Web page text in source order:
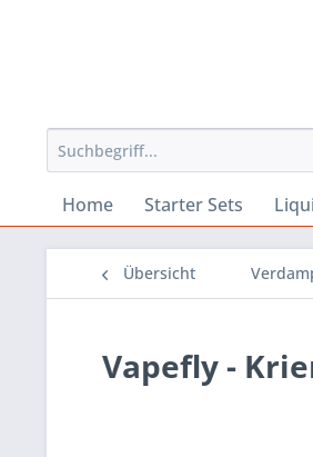
Home Starter Sets
Übersicht
Vapefly -